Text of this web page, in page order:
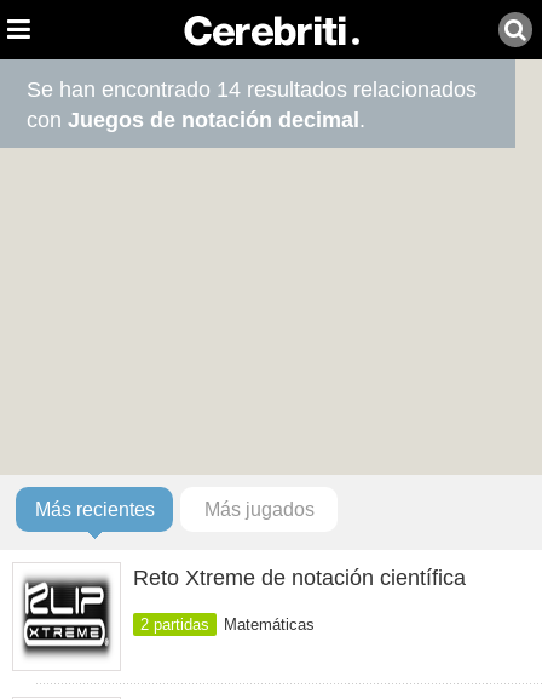
Se han encontrado 14 resultados relacionados
conJuegos de notación decimal .
Más recientes Más jugados
Reto Xtreme de notación científica
2 partidas Matemáticas